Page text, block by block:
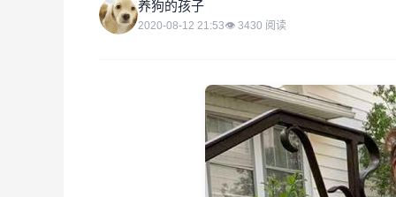
养 养狗的孩子
2020-08-12 21:53👁 3430 阅读